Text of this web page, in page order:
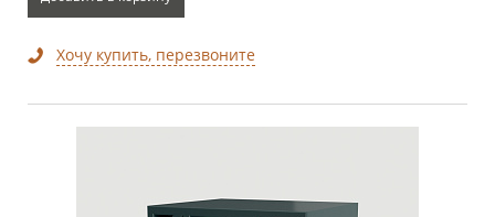
Хочу купить, перезвоните